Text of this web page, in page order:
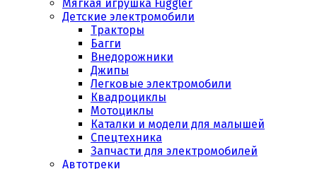
Мягкая игрушка Fuggler
Детские электромобили
Тракторы
Багги
Внедорожники
Джипы
Легковые электромобили
Квадроциклы
Мотоциклы
Каталки и модели для малышей
Спецтехника
Запчасти для электромобилей
Автотреки